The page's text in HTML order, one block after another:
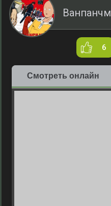
6
Смотреть онлайн